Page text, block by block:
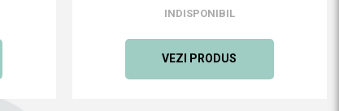
INDISPONIBIL
VEZI PRODUS